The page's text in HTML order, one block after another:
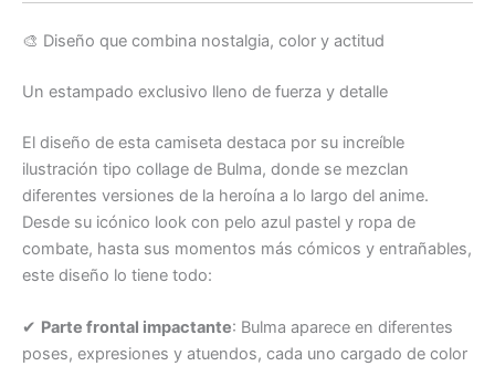
🎨 Diseño que combina nostalgia, color y actitud
Un estampado exclusivo lleno de fuerza y detalle
El diseño de esta camiseta destaca por su increíble
ilustración tipo collage de Bulma, donde se mezclan
diferentes versiones de la heroína a lo largo del anime.
Desde su icónico look con pelo azul pastel y ropa de
combate, hasta sus momentos más cómicos y entrañables,
este diseño lo tiene todo:
✔ Parte frontal impactante: Bulma aparece en diferentes
poses, expresiones y atuendos, cada uno cargado de color